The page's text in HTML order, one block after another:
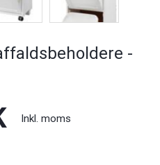
-
Inkl. moms